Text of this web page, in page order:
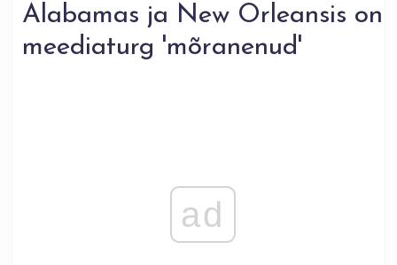
Alabamas ja New Orleansis on
meediaturg 'mõranenud'
ad